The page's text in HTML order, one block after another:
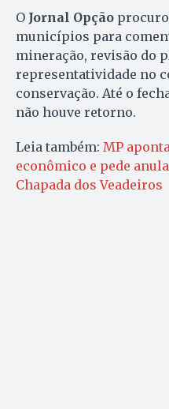
O Jornal Opção
municípios para
mineração, revisão do
representatividade no
conservação. Até o
não houve retorno.
Leia também: MP
econômico e pede
Chapada dos Veadeiros